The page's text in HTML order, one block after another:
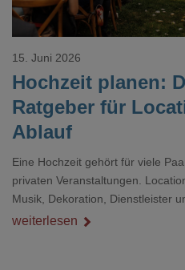
Hochzeit planen:
Ratgeber für
Ablauf
15. Juni 2026
Eine Hochzeit gehört für viele
privaten Veranstaltungen.
Musik, Dekoration, Dienstleister
zusammenpassen, damit der Tag
weiterlesen